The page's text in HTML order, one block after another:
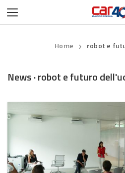
Home ❯ robot e
News · robot e futuro